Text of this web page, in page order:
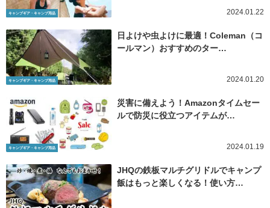
キャンプギア・キャンプ用品 2024.01.22
キャンプギア・キャンプ用品
日よけや虫よけに最適！Coleman（コ
ールマン）おすすめのター…
2024.01.20
キャンプギア・キャンプ用品
災害に備えよう！Amazonタイムセー
ルで防災に役立つアイテムが…
2024.01.19
JHQの鉄板マルチグリドルでキャンプ
飯はもっと楽しくなる！使い方…